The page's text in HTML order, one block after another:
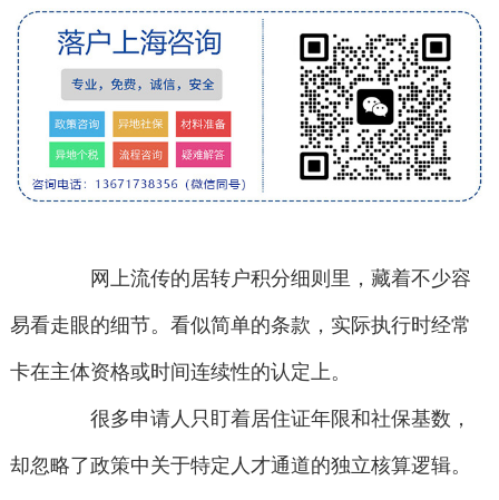
网上流传的居转户积分细则里，藏着不少容
易看走眼的细节。看似简单的条款，实际执行时经常
卡在主体资格或时间连续性的认定上。
很多申请人只盯着居住证年限和社保基数，
却忽略了政策中关于特定人才通道的独立核算逻辑。